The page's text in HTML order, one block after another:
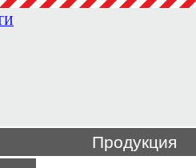
Продукция